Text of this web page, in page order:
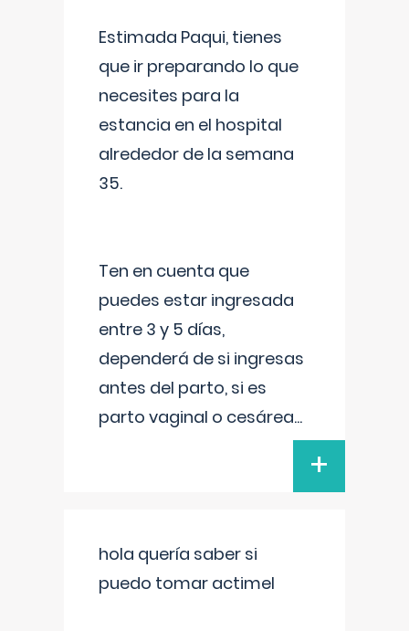
Estimada Paqui, tienes
que ir preparando lo que
necesites para la
estancia en el hospital
alrededor de la semana
35.
Ten en cuenta que
puedes estar ingresada
entre 3 y 5 días,
dependerá de si ingresas
antes del parto, si es
parto vaginal o cesárea...
+
hola quería saber si
puedo tomar actimel